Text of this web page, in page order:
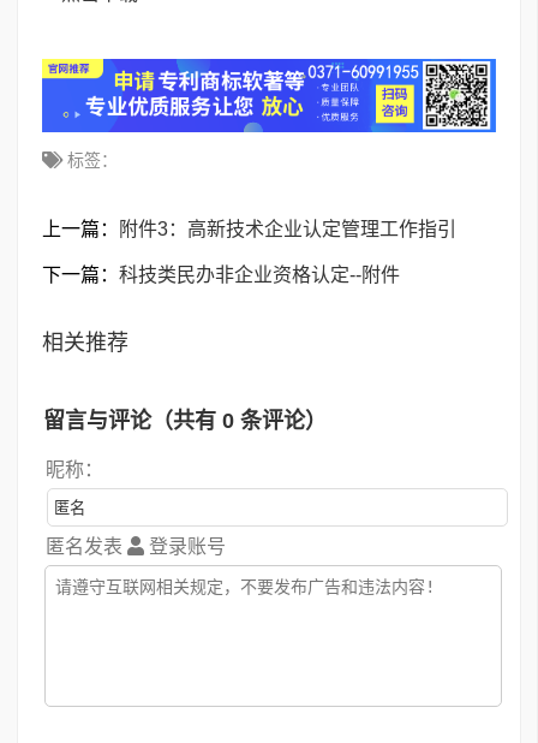
标签：
上一篇： 附件3：高新技术企业认定管理工作指引
下一篇： 科技类民办非企业资格认定--附件
相关推荐
留言与评论（共有 0 条评论）
昵称：
匿名发表 登录账号